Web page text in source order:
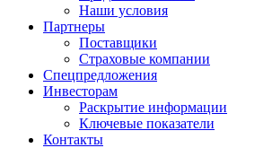
Наши условия
Партнеры
Поставщики
Страховые компании
Спецпредложения
Инвесторам
Раскрытие информации
Ключевые показатели
Контакты